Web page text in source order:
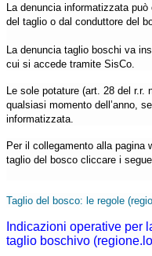
La denuncia informatizzata
del taglio o dal conduttore del
La denuncia taglio boschi va
cui si accede tramite SisCo.
Le sole potature (art. 28 del
qualsiasi momento dell’anno,
informatizzata.
Per il collegamento alla pagina
taglio del bosco cliccare i
Taglio del bosco: le regole
Indicazioni operative per
taglio boschivo